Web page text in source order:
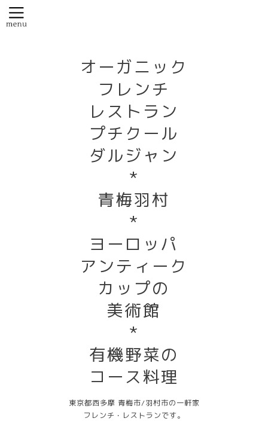
オーガニック
フレンチ
レストラン
プチクール
ダルジャン
*
青梅羽村
*
ヨーロッパ
アンティーク
カップの
美術館
*
有機野菜の
コース料理
東京都西多摩 青梅市/羽村市の一軒家
フレンチ・レストランです。